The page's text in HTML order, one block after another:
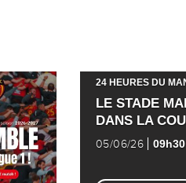
24 HEURES DU
LE STADE
DANS LA
05/06/26 09h30